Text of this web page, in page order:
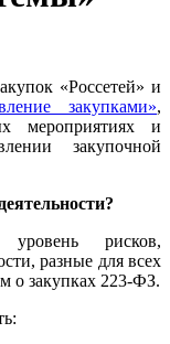
«Россетей» и
закупками»,
мероприятиях и
закупочной
рисков,
разные для всех
о закупках 223-ФЗ.